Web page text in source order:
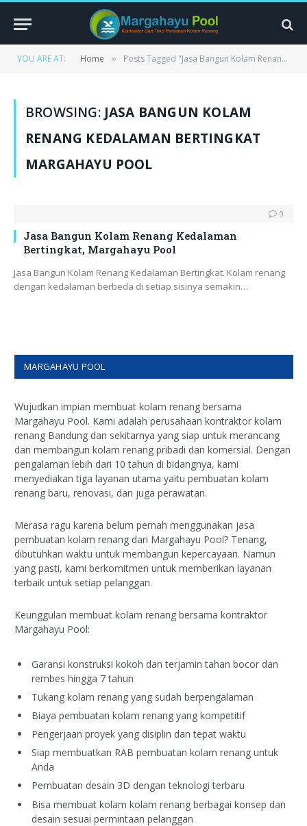
YOU ARE AT: Home » Posts Tagged "Jasa Bangun Kolam Renang Kedalaman Bertingkat Margahayu Pool"
BROWSING: JASA BANGUN KOLAM
RENANG KEDALAMAN BERTINGKAT
MARGAHAYU POOL
0
Jasa Bangun Kolam Renang Kedalaman
Bertingkat, Margahayu Pool
Jasa Bangun Kolam Renang Kedalaman Bertingkat. Kolam renang
dengan kedalaman berbeda di setiap sisinya semakin…
MARGAHAYU POOL
Wujudkan impian membuat kolam renang bersama
Margahayu Pool. Kami adalah perusahaan kontraktor kolam
renang Bandung dan sekitarnya yang siap untuk merancang
dan membangun kolam renang pribadi dan komersial. Dengan
pengalaman lebih dari 10 tahun di bidangnya, kami
menyediakan tiga layanan utama yaitu pembuatan kolam
renang baru, renovasi, dan juga perawatan.
Merasa ragu karena belum pernah menggunakan jasa
pembuatan kolam renang dari Margahayu Pool? Tenang,
dibutuhkan waktu untuk membangun kepercayaan. Namun
yang pasti, kami berkomitmen untuk memberikan layanan
terbaik untuk setiap pelanggan.
Keunggulan membuat kolam renang bersama kontraktor
Margahayu Pool:
Garansi konstruksi kokoh dan terjamin tahan bocor dan
rembes hingga 7 tahun
Tukang kolam renang yang sudah berpengalaman
Biaya pembuatan kolam renang yang kompetitif
Pengerjaan proyek yang disiplin dan tepat waktu
Siap membuatkan RAB pembuatan kolam renang untuk
Anda
Pembuatan desain 3D dengan teknologi terbaru
Bisa membuat kolam kolam renang berbagai konsep dan
desain sesuai permintaan pelanggan